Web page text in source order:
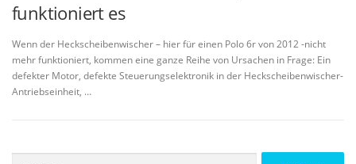
funktioniert es
Wenn der Heckscheibenwischer – hier für einen Polo 6r von 2012 -nicht
mehr funktioniert, kommen eine ganze Reihe von Ursachen in Frage: Ein
defekter Motor, defekte Steuerungselektronik in der Heckscheibenwischer-
Antriebseinheit, …